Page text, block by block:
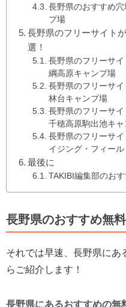
長野県のおすすめ
プ場
長野県のフリーサイト
選！
長野県のフリーサ
綱高原キャンプ場
長野県のフリーサ
林台キャンプ場
長野県のフリーサ
千穂高原駒出池キャ
長野県のフリーサ
イジング・フィール
最後に
TAKIBI編集部のお
長野県のおすすめ無
それでは早速、長野県にあ
らご紹介します！
長野県にあるおすすめの